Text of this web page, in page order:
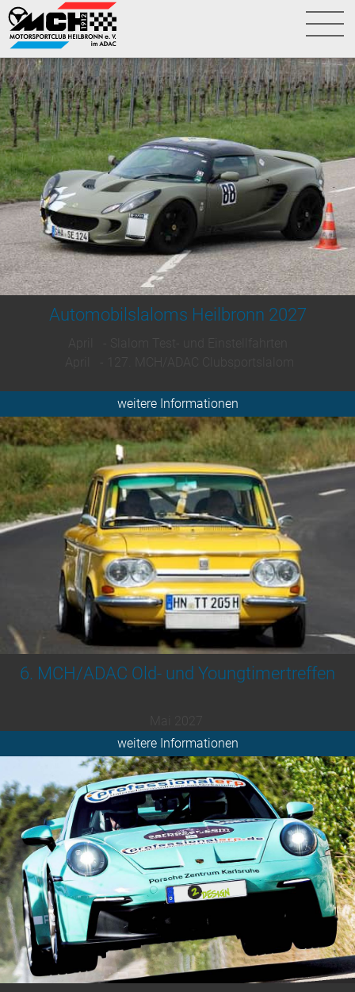
Automobilslaloms Heilbronn 2027
weitere Informationen
6. MCH/ADAC Old- und Youngtimertreffen
weitere Informationen